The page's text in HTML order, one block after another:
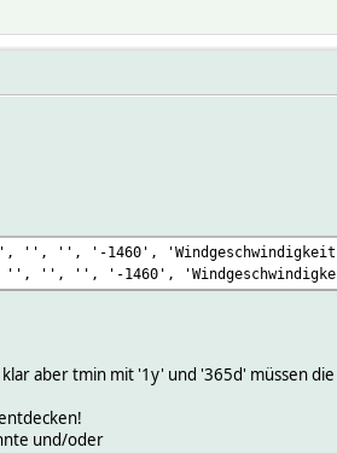
'', '', '-1460',
'', '', '', '-1460',
aber tmin mit '1y' und '365d' müssen
und/oder